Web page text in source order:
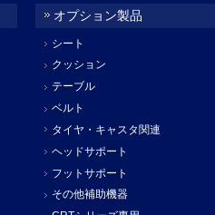
オプション製品
シート
クッション
テーブル
ベルト
タイヤ・キャスタ関連
ヘッドサポート
フットサポート
その他補助機器